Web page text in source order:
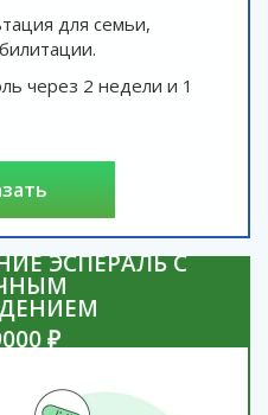
для семьи,
через 2 недели и 1
ЭСПЕРАЛЬ С
₽